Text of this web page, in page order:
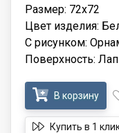
Размер: 72x72
Цвет изделия:
С рисунком:
Поверхность:
В корзину
Купить в 1